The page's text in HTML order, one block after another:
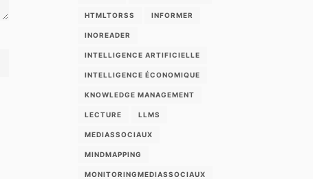
HTMLTORSS INFORMER
INOREADER
INTELLIGENCE ARTIFICIELLE
INTELLIGENCE ÉCONOMIQUE
KNOWLEDGE MANAGEMENT
LECTURE LLMS
MEDIASSOCIAUX
MINDMAPPING
MONITORINGMEDIASSOCIAUX